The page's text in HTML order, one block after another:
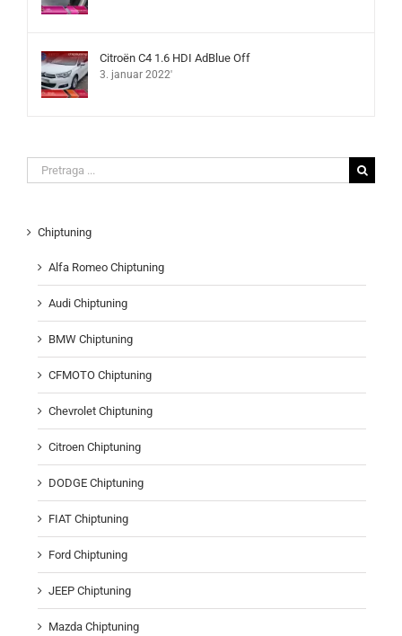
Citroën C4 1.6 HDI AdBlue Off
3. januar 2022'
Search
for:
Chiptuning
Alfa Romeo Chiptuning
Audi Chiptuning
BMW Chiptuning
CFMOTO Chiptuning
Chevrolet Chiptuning
Citroen Chiptuning
DODGE Chiptuning
FIAT Chiptuning
Ford Chiptuning
JEEP Chiptuning
Mazda Chiptuning